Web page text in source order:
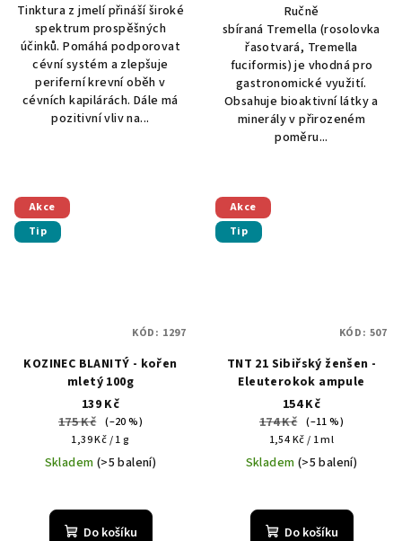
Tinktura z jmelí přináší široké
spektrum prospěšných
účinků. Pomáhá podporovat
cévní systém a zlepšuje
periferní krevní oběh v
cévních kapilárách. Dále má
pozitivní vliv na...
Ručně
sbíraná Tremella (rosolovka
řasotvará, Tremella
fuciformis) je vhodná pro
gastronomické využití.
Obsahuje bioaktivní látky a
minerály v přirozeném
poměru...
Akce
Tip
KOZINEC BLANITÝ - kořen
mletý 100g
139 Kč
175 Kč (–20 %)
Měrná
cena:
1,39 Kč / 1 g
Skladem (>5 balení)
Do košíku
KÓD: 1297
Akce
Tip
TNT 21 Sibiřský ženšen -
Eleuterokok ampule
154 Kč
174 Kč (–11 %)
Měrná
cena:
1,54 Kč / 1 ml
Skladem (>5 balení)
Do košíku
KÓD: 507